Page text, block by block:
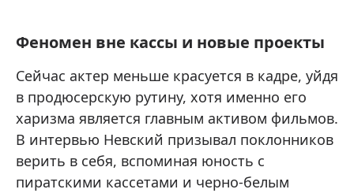
Феномен вне кассы и новые проекты
Сейчас актер меньше красуется в кадре, уйдя
в продюсерскую рутину, хотя именно его
харизма является главным активом фильмов.
В интервью Невский призывал поклонников
верить в себя, вспоминая юность с
пиратскими кассетами и черно-белым